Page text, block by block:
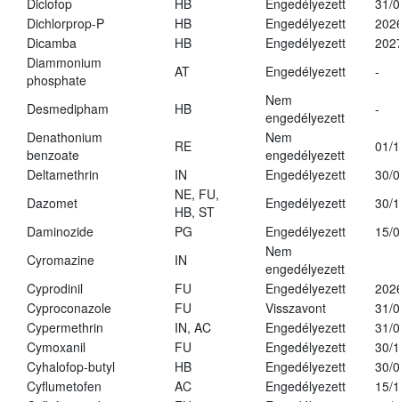
Diclofop
HB Engedélyezett
31/
Dichlorprop-P
HB Engedélyezett
Dicamba
HB Engedélyezett
Diammonium
phosphate
AT Engedélyezett -
Desmedipham HB
Nem
engedélyezett
-
Denathonium
benzoate
RE
Nem
engedélyezett
01/
Deltamethrin
IN Engedélyezett
30/
Dazomet
NE, FU,
HB, ST
Engedélyezett
30/
Daminozide
PG Engedélyezett
15/
Cyromazine
IN
Nem
engedélyezett
Cyprodinil
FU Engedélyezett
Cyproconazole
FU Visszavont
31/
Cypermethrin
IN, AC Engedélyezett
31/
Cymoxanil
FU Engedélyezett
30/
Cyhalofop-butyl
HB Engedélyezett
30/
Cyflumetofen
AC Engedélyezett
15/